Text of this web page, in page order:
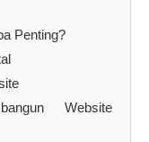
Penting?
Website